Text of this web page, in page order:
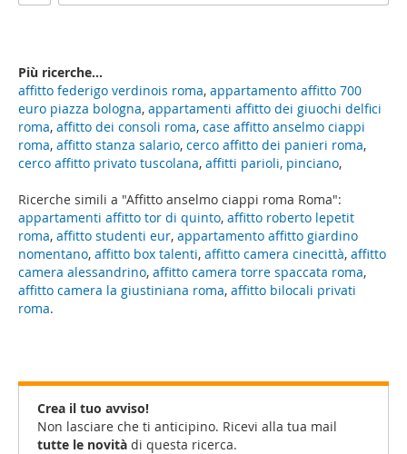
Ricerche simili a "Affitto anselmo ciappi roma Roma":
appartamenti affitto tor di quinto, affitto roberto lepetit
roma, affitto studenti eur, appartamento affitto giardino
nomentano, affitto box talenti, affitto camera cinecittà, affitto
camera alessandrino, affitto camera torre spaccata roma,
affitto camera la giustiniana roma, affitto bilocali privati
roma.
Più ricerche...
affitto federigo verdinois roma, appartamento affitto 700
euro piazza bologna, appartamenti affitto dei giuochi delfici
roma, affitto dei consoli roma, case affitto anselmo ciappi
roma, affitto stanza salario, cerco affitto dei panieri roma,
cerco affitto privato tuscolana, affitti parioli, pinciano,
Crea il tuo avviso!
Non lasciare che ti anticipino. Ricevi alla tua mail
tutte le novità di questa ricerca.